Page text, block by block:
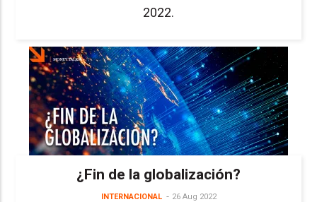
2022.
¿Fin de la globalización?
INTERNACIONAL 26 Aug 2022